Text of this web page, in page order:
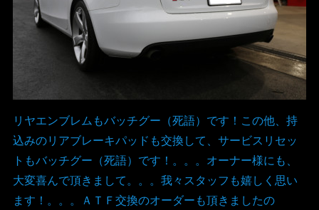
リヤエンブレムもバッチグー（死語）です！この他、持
込みのリアブレーキパッドも交換して、サービスリセッ
トもバッチグー（死語）です！。。。オーナー様にも、
大変喜んで頂きまして。。。我々スタッフも嬉しく思い
ます！。。。ＡＴＦ交換のオーダーも頂きましたの